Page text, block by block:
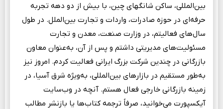
بین‌المللی، ساکن شانگهای چین، با بیش از دو دهه تجربه
حرفه‌ای در حوزه صادرات، واردات و تجارت بین‌الملل. در طول
سال‌های فعالیتم، در وزارت صنعت، معدن و تجارت
مسئولیت‌های مدیریتی داشتم و پس از آن، به‌عنوان معاون
بازرگانی در چندین شرکت بزرگ ایرانی فعالیت کردم. امروز نیز
به‌طور مستقیم در بازارهای بین‌المللی، به‌ویژه شرق آسیا، در
زمینه بازرگانی خارجی فعال هستم. آنچه در وب‌سایت
آیکسپورت می‌خوانید، صرفاً ترجمه‌ کتاب‌ها یا بازنشر مطالب